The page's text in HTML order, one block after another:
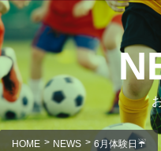
HOME NEWS 6月体験日☔